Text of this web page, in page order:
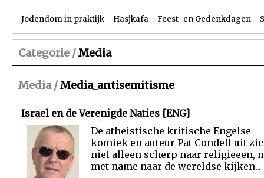
Jodendom in praktijk Hasjkafa Feest- en Gedenkdagen
Categorie /Media
Media /Media_antisemitisme
Israel en de Verenigde Naties [ENG]
De atheistische kritische Engelse
komiek en auteur Pat Condell uit
niet alleen scherp naar religieeen,
met name naar de wereldse kijken...